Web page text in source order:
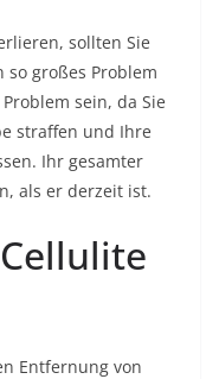
sollten Sie
großes Problem
sein, da Sie
straffen und Ihre
Ihr gesamter
als er derzeit ist.
Entfernung von